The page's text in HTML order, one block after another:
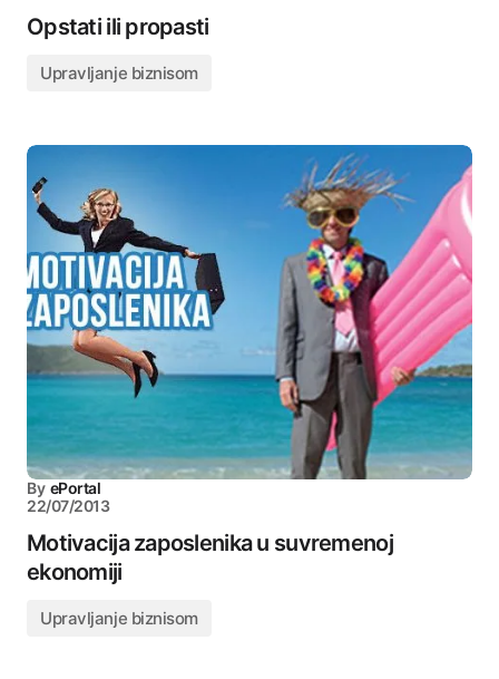
Opstati ili propasti
Upravljanje biznisom
By ePortal
22/07/2013
Motivacija zaposlenika u suvremenoj
ekonomiji
Upravljanje biznisom